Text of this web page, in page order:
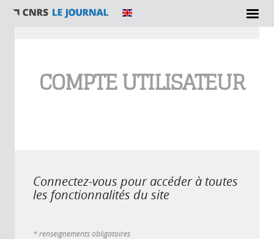
COMPTE UTILISATEUR
Connectez-vous pour accéder à toutes
les fonctionnalités du site
* renseignements obligatoires